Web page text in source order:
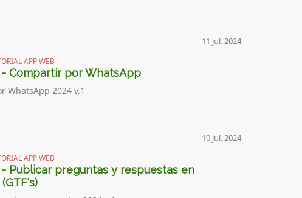
11 jul. 2024
APP WEB
- Compartir por WhatsApp
WhatsApp 2024 v.1
10 jul. 2024
APP WEB
- Publicar preguntas y respuestas en